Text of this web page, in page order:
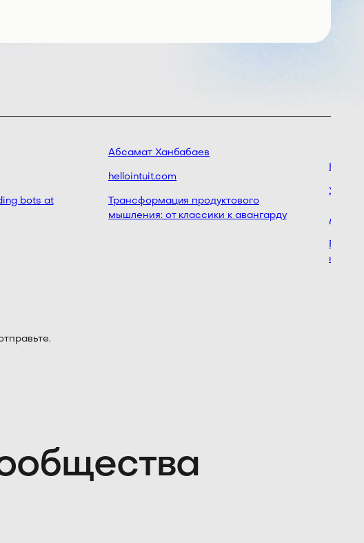
bots at
Абсамат Ханбабаев
hellointuit.com
Трансформация продуктового
мышления: от классики к авангарду
новой